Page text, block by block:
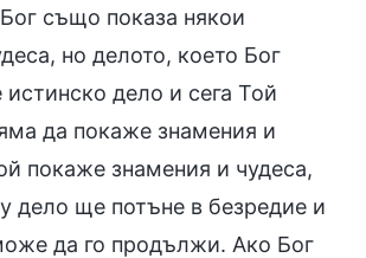
също показа някои
но делото, което Бог
дело и сега Той
да покаже знамения и
покаже знамения и чудеса,
дело ще потъне в безредие и
да го продължи. Ако Бог